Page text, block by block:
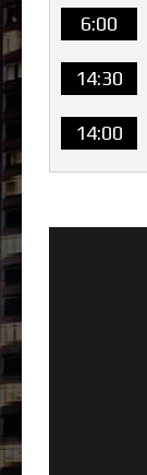
6:00
14:30
14:00